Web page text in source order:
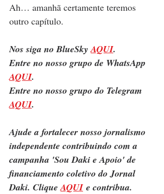
Ah… amanhã certamente teremos
outro capítulo.
Nos siga no BlueSky AQUI.
Entre no nosso grupo de WhatsApp
AQUI.
Entre no nosso grupo do Telegram
AQUI.
Ajude a fortalecer nosso jornalismo
independente contribuindo com a
campanha 'Sou Daki e Apoio' de
financiamento coletivo do Jornal
Daki. Clique AQUI e contribua.